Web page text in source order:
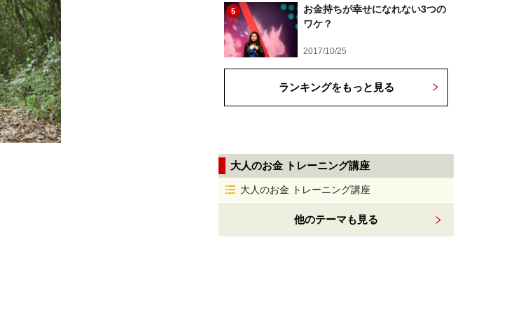
5
お金持ちが幸せになれない3つの
ワケ？
2017/10/25
ランキングをもっと見る
大人のお金 トレーニング講座
大人のお金 トレーニング講座
他のテーマも見る